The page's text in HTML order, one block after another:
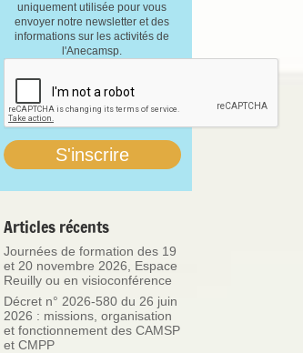
uniquement utilisée pour vous
envoyer notre newsletter et des
informations sur les activités de
l'Anecamsp.
Articles récents
Journées de formation des 19
et 20 novembre 2026, Espace
Reuilly ou en visioconférence
Décret n° 2026-580 du 26 juin
2026 : missions, organisation
et fonctionnement des CAMSP
et CMPP